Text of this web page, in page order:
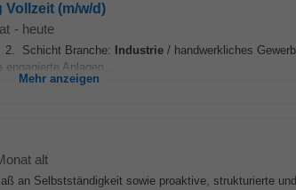
(m/w/d)
- heute
2. Schicht Branche: Industrie / handwerkliches
Anlagen...
Mehr anzeigen
alt
an Selbstständigkeit sowie proaktive, strukturierte